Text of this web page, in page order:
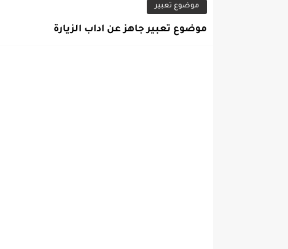
موضوع تعبير
موضوع تعبير جاهز عن اداب الزيارة